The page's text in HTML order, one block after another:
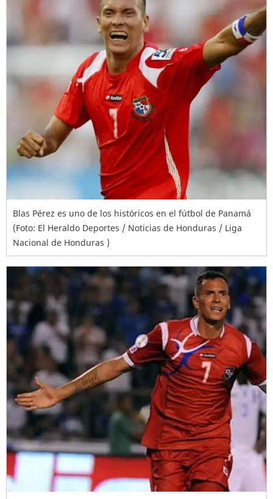
Blas Pérez es uno de los históricos en el fútbol de Panamá
(Foto: El Heraldo Deportes / Noticias de Honduras / Liga
Nacional de Honduras )